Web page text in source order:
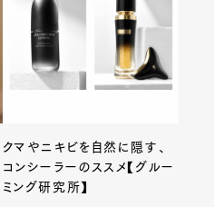
クマやニキビを自然に隠す、
コンシーラーのススメ【グルー
ミング研究所】